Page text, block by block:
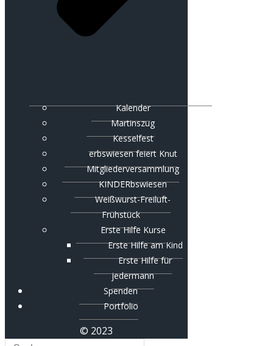
Kalender
Martinszug
Kesselfest
erbswiesen feiert Knut
Mitgliederversammlung
KINDERbswiesen
Weißwurst-Freiluft-
Frühstück
Erste Hilfe Kurse
Erste Hilfe am Kind
Erste Hilfe für
jedermann
Spenden
Portfolio
© 2023